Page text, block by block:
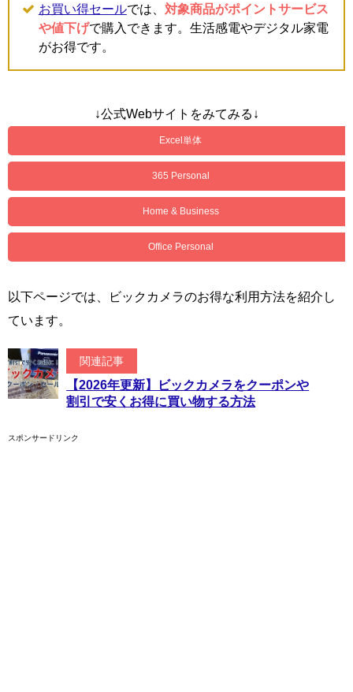
お買い得セールでは、 対象商品がポイントサービス
や値下げで購入できます。生活感電やデジタル家電
がお得です。
↓公式Webサイトをみてみる↓
Excel単体
365 Personal
Home & Business
Office Personal
以下ページでは、ビックカメラのお得な利用方法を紹介し
ています。
関連記事
【2026年更新】ビックカメラをクーポンや
割引で安くお得に買い物する方法
スポンサードリンク